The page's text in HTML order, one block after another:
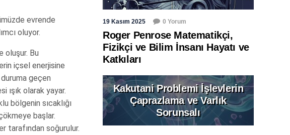
evrende
oluyor.
oluşur. Bu
içsel enerjisine
geçen
ışık olarak yayar.
bölgenin sıcaklığı
başlar.
tarafından soğurulur.
19 Kasım 2025 0 Yorum
Roger Penrose Matematikçi,
Fizikçi ve Bilim İnsanı Hayatı ve
Katkıları
Kakutani Problemi İşlevlerin
Çaprazlama ve Varlık
Sorunsalı